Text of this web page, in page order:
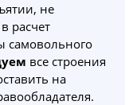
не
расчет
самовольного
все строения
на